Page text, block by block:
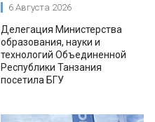
6 Августа 2026
Делегация Министерства
образования, науки и
технологий Объединенной
Республики Танзания
посетила БГУ